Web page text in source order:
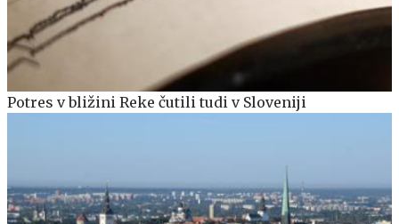
Potres v bližini Reke čutili tudi v Sloveniji